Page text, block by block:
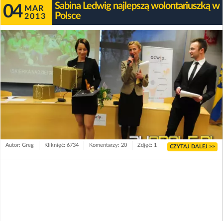
04 MAR
2013
Sabina Ledwig najlepszą wolontariuszką w
Polsce
Autor: Greg Kliknięć: 6734 Komentarzy: 20 Zdjęć: 1 CZYTAJ DALEJ >>